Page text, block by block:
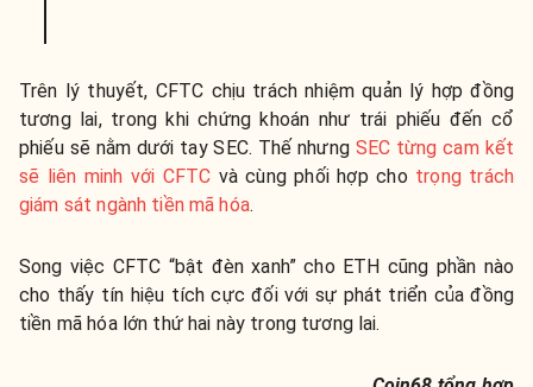
Trên lý thuyết, CFTC chịu trách nhiệm quản lý hợp đồng
tương lai, trong khi chứng khoán như trái phiếu đến cổ
phiếu sẽ nằm dưới tay SEC. Thế nhưng SEC từng cam kết
sẽ liên minh với CFTC và cùng phối hợp cho trọng trách
giám sát ngành tiền mã hóa.
Song việc CFTC “bật đèn xanh” cho ETH cũng phần nào
cho thấy tín hiệu tích cực đối với sự phát triển của đồng
tiền mã hóa lớn thứ hai này trong tương lai.